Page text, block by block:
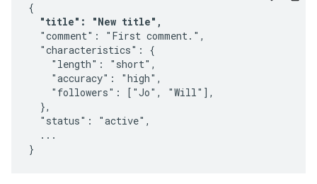
{
"title": "New title",
  "comment": "First comment.",
  "characteristics": {
    "length": "short",
    "accuracy": "high",
    "followers": ["Jo", "Will"],
  },
  "status": "active",
  ...
}